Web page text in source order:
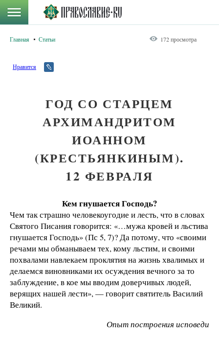
Главная Статьи 172 просмотра
Нравится
ГОД СО СТАРЦЕМ
АРХИМАНДРИТОМ
ИОАННОМ
(КРЕСТЬЯНКИНЫМ).
12 ФЕВРАЛЯ
Кем гнушается Господь?
Чем так страшно человекоугодие и лесть, что в словах
Святого Писания говорится: «…мужа кровей и льстива
гнушается Господь» (Пс 5, 7)? Да потому, что «своими
речами мы обманываем тех, кому льстим, и своими
похвалами навлекаем проклятия на жизнь хвалимых и
делаемся виновниками их осуждения вечного за то
заблуждение, в кое мы вводим доверчивых людей,
верящих нашей лести», — говорит святитель Василий
Великий.
Опыт построения исповеди